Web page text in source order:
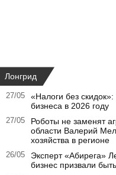
Лонгрид
27/05
«Налоги без
бизнеса в 2026 году
27/05
Роботы не заменят
области Валерий
хозяйства в регионе
26/05
Эксперт «Абирега»
бизнес призвали